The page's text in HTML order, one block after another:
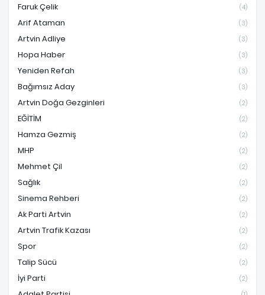
Faruk Çelik (4)
Arif Ataman (3)
Artvin Adliye (3)
Hopa Haber (3)
Yeniden Refah (3)
Bağımsız Aday (3)
Artvin Doğa Gezginleri (2)
EĞİTİM (2)
Hamza Gezmiş (2)
MHP (2)
Mehmet Çil (2)
Sağlık (2)
Sinema Rehberi (2)
Ak Parti Artvin (2)
Artvin Trafik Kazası (2)
Spor (2)
Talip Sücü (2)
İyi Parti (2)